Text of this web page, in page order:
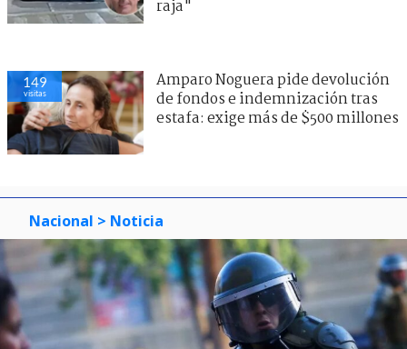
raja"
149
visitas
Amparo Noguera pide devolución
de fondos e indemnización tras
estafa: exige más de $500 millones
Nacional > Noticia